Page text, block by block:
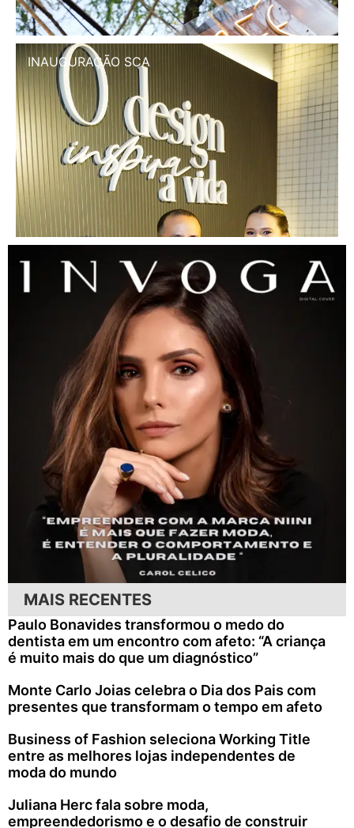
INAUGURAÇÃO SCA
MAIS RECENTES
Paulo Bonavides transformou o medo do
dentista em um encontro com afeto: “A criança
é muito mais do que um diagnóstico”
Monte Carlo Joias celebra o Dia dos Pais com
presentes que transformam o tempo em afeto
Business of Fashion seleciona Working Title
entre as melhores lojas independentes de
moda do mundo
Juliana Herc fala sobre moda,
empreendedorismo e o desafio de construir